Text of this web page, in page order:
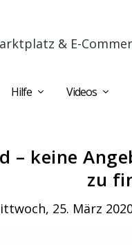
& E-
Hilfe Videos
– keine
zu
25. März